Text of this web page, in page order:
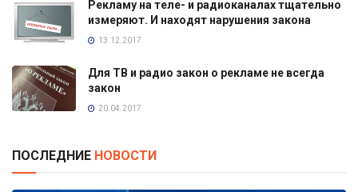
Рекламу на теле- и радиоканалах тщательно
измеряют. И находят нарушения закона
13.12.2017
Для ТВ и радио закон о рекламе не всегда
закон
20.04.2017
ПОСЛЕДНИЕ НОВОСТИ